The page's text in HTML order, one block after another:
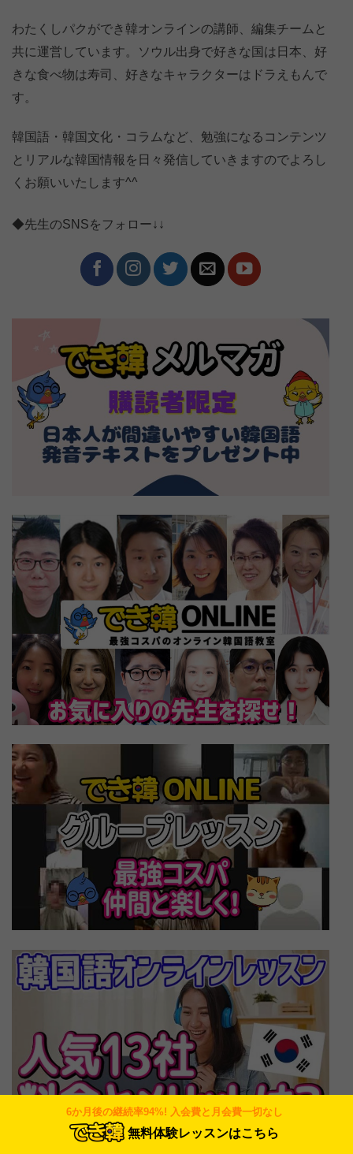
6か月後の継続率94%! 入会費と月会費一切なし
無料体験レッスンはこちら
わたくしパクができ韓オンラインの講師、編集チームと
共に運営しています。ソウル出身で好きな国は日本、好
きな食べ物は寿司、好きなキャラクターはドラえもんで
す。
韓国語・韓国文化・コラムなど、勉強になるコンテンツ
とリアルな韓国情報を日々発信していきますのでよろし
くお願いいたします^^
◆先生のSNSをフォロー↓↓